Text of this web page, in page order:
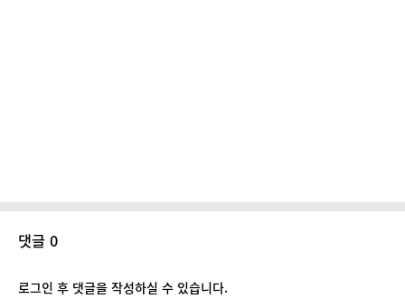
댓글 0
로그인 후 댓글을 작성하실 수 있습니다.